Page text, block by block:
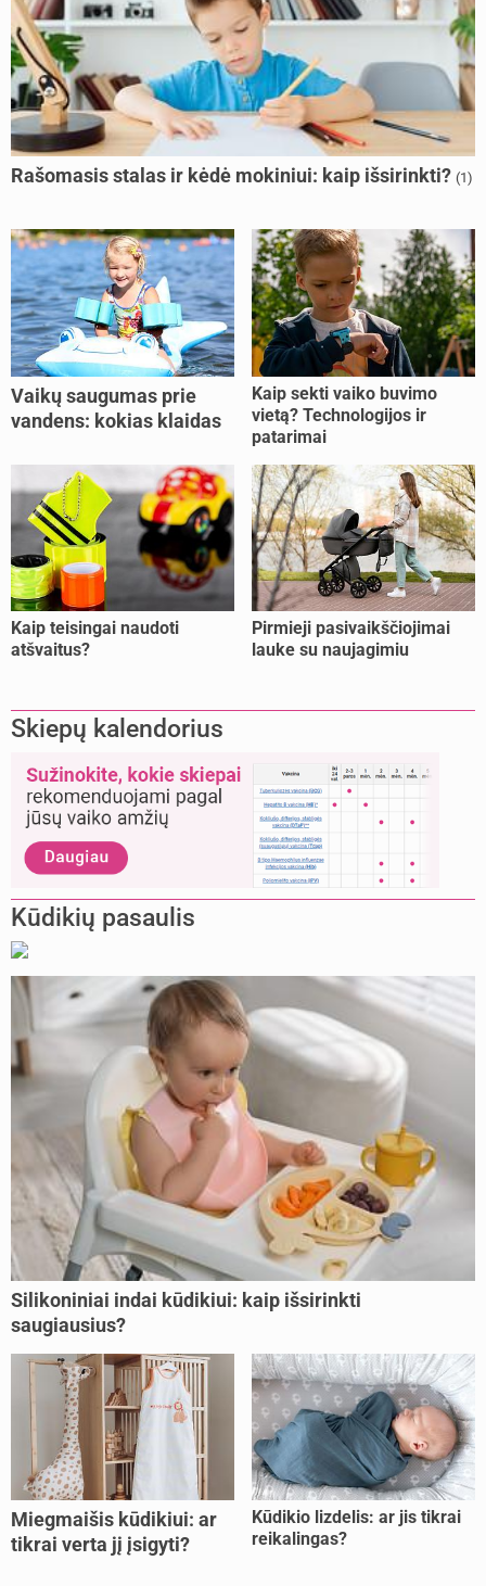
Rašomasis stalas ir kėdė mokiniui: kaip išsirinkti? (1)
Vaikų saugumas prie
vandens: kokias klaidas
Kaip sekti vaiko buvimo
vietą? Technologijos ir
patarimai
Kaip teisingai naudoti
atšvaitus?
Pirmieji pasivaikščiojimai
lauke su naujagimiu
Skiepų kalendorius
Kūdikių pasaulis
Silikoniniai indai kūdikiui: kaip išsirinkti
saugiausius?
Miegmaišis kūdikiui: ar
tikrai verta jį įsigyti?
Kūdikio lizdelis: ar jis tikrai
reikalingas?